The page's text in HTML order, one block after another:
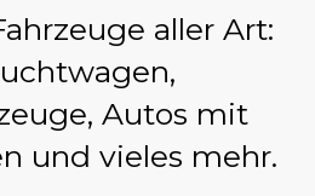
aller Art:
Autos mit
und vieles mehr.